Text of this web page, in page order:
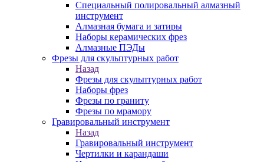
Специальный полировальный алмазный
инструмент
Алмазная бумага и затиры
Наборы керамических фрез
Алмазные ПЭДы
Фрезы для скульптурных работ
Назад
Фрезы для скульптурных работ
Наборы фрез
Фрезы по граниту
Фрезы по мрамору
Гравировальный инструмент
Назад
Гравировальный инструмент
Чертилки и карандаши